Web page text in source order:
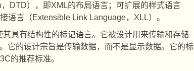
， DTD），即XML的布局语言；可扩展的样式语言
语言（Extensible Link Language， XLL）。
具有结构性的标记语言。它被设计用来传输和存储
它的设计宗旨是传输数据，而不是显示数据。它的标
的推荐标准。